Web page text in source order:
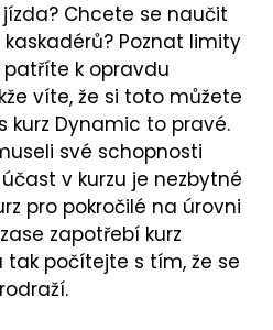
Chcete se naučit
Poznat limity
patříte k opravdu
víte, že si toto můžete
kurz Dynamic to pravé.
své schopnosti
v kurzu je nezbytné
pro pokročilé na úrovni
zapotřebí kurz
tak počítejte s tím, že se